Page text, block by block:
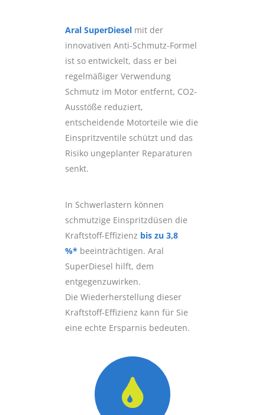
Aral SuperDiesel mit der
innovativen Anti-Schmutz-Formel
ist so entwickelt, dass er bei
regelmäßiger Verwendung
Schmutz im Motor entfernt, CO2-
Ausstöße reduziert,
entscheidende Motorteile wie die
Einspritzventile schützt und das
Risiko ungeplanter Reparaturen
senkt.
In Schwerlastern können
schmutzige Einspritzdüsen die
Kraftstoff-Effizienz bis zu 3,8
%* beeinträchtigen. Aral
SuperDiesel hilft, dem
entgegenzuwirken.
Die Wiederherstellung dieser
Kraftstoff-Effizienz kann für Sie
eine echte Ersparnis bedeuten.